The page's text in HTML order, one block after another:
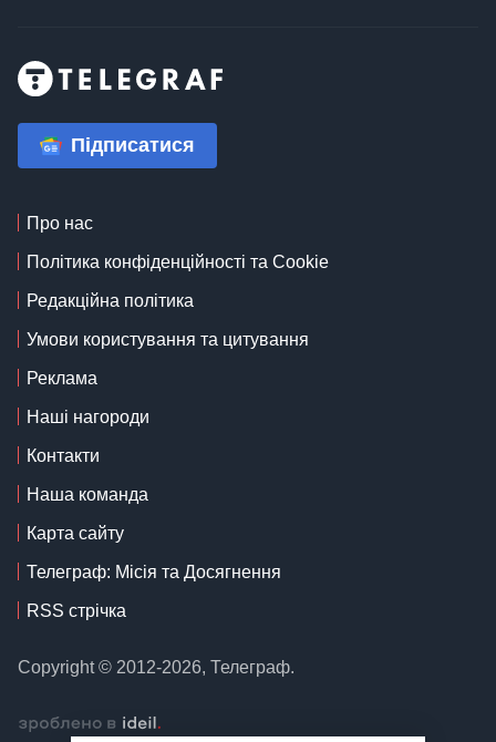
Підписатися
Про нас
Політика конфіденційності та Cookie
Редакційна політика
Умови користування та цитування
Реклама
Наші нагороди
Контакти
Наша команда
Карта сайту
Телеграф: Місія та Досягнення
RSS стрічка
Copyright © 2012-2026, Телеграф.